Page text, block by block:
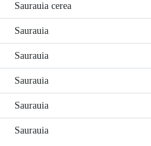
Saurauia cerea
Saurauia
Saurauia
Saurauia
Saurauia
Saurauia